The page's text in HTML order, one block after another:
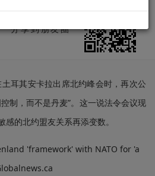
分享到朋友圈
耳其安卡拉出席北约峰会时，再次公
制，而不是丹麦”。这一说法令会议现
的北约盟友关系再添变数。